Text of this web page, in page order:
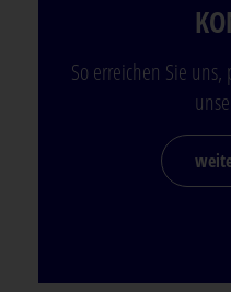
So erreichen Sie